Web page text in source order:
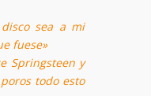
sea a mi
fuese»
Springsteen y
todo esto